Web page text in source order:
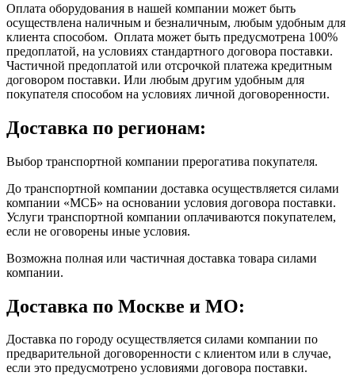
Оплата оборудования в нашей компании может быть
осуществлена наличным и безналичным, любым удобным для
клиента способом. Оплата может быть предусмотрена 100%
предоплатой, на условиях стандартного договора поставки.
Частичной предоплатой или отсрочкой платежа кредитным
договором поставки. Или любым другим удобным для
покупателя способом на условиях личной договоренности.
Доставка по регионам:
Выбор транспортной компании прерогатива покупателя.
До транспортной компании доставка осуществляется силами
компании «МСБ» на основании условия договора поставки.
Услуги транспортной компании оплачиваются покупателем,
если не оговорены иные условия.
Возможна полная или частичная доставка товара силами
компании.
Доставка по Москве и МО:
Доставка по городу осуществляется силами компании по
предварительной договоренности с клиентом или в случае,
если это предусмотрено условиями договора поставки.